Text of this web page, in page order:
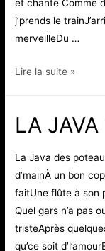
et chante Comme
j’prends le
merveilleDu …
MARSEILLE
Lire la suite »
LA
La Java des
d’mainÀ un bon
faitUne flûte à son
Quel gars n’a pas
tristeAprès
qu’ce soit